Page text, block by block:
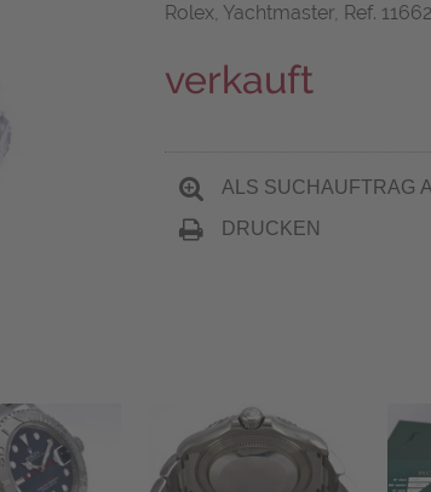
Rolex, Yachtmaster, Ref.
verkauft
ALS SUCHAUFTRAG
DRUCKEN